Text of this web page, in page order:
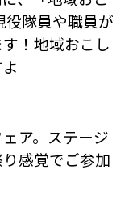
役隊員や職員が
！地域おこし
ア。ステージ
感覚でご参加